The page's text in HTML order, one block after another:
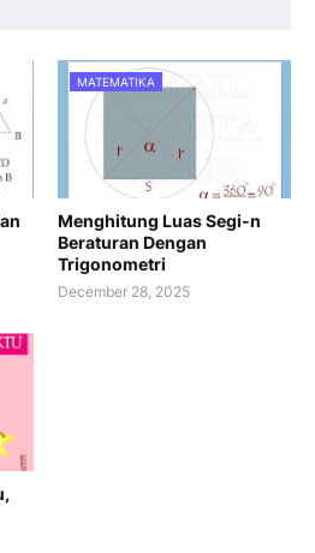
MATEMATIKA
Menghitung Luas Segi-n
Beraturan Dengan
Trigonometri
December 28, 2025